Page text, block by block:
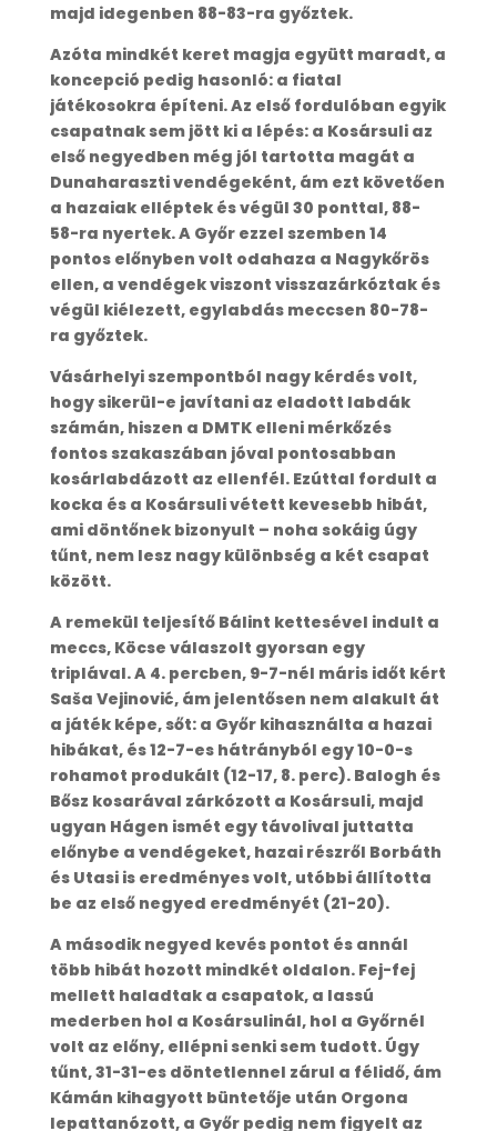
majd idegenben 88-83-ra győztek.
Azóta mindkét keret magja együtt maradt, a
koncepció pedig hasonló: a fiatal
játékosokra építeni. Az első fordulóban egyik
csapatnak sem jött ki a lépés: a Kosársuli az
első negyedben még jól tartotta magát a
Dunaharaszti vendégeként, ám ezt követően
a hazaiak elléptek és végül 30 ponttal, 88-
58-ra nyertek. A Győr ezzel szemben 14
pontos előnyben volt odahaza a Nagykőrös
ellen, a vendégek viszont visszazárkóztak és
végül kiélezett, egylabdás meccsen 80-78-
ra győztek.
Vásárhelyi szempontból nagy kérdés volt,
hogy sikerül-e javítani az eladott labdák
számán, hiszen a DMTK elleni mérkőzés
fontos szakaszában jóval pontosabban
kosárlabdázott az ellenfél. Ezúttal fordult a
kocka és a Kosársuli vétett kevesebb hibát,
ami döntőnek bizonyult – noha sokáig úgy
tűnt, nem lesz nagy különbség a két csapat
között.
A remekül teljesítő Bálint kettesével indult a
meccs, Köcse válaszolt gyorsan egy
triplával. A 4. percben, 9-7-nél máris időt kért
Saša Vejinović, ám jelentősen nem alakult át
a játék képe, sőt: a Győr kihasználta a hazai
hibákat, és 12-7-es hátrányból egy 10-0-s
rohamot produkált (12-17, 8. perc). Balogh és
Bősz kosarával zárkózott a Kosársuli, majd
ugyan Hágen ismét egy távolival juttatta
előnybe a vendégeket, hazai részről Borbáth
és Utasi is eredményes volt, utóbbi állította
be az első negyed eredményét (21-20).
A második negyed kevés pontot és annál
több hibát hozott mindkét oldalon. Fej-fej
mellett haladtak a csapatok, a lassú
mederben hol a Kosársulinál, hol a Győrnél
volt az előny, ellépni senki sem tudott. Úgy
tűnt, 31-31-es döntetlennel zárul a félidő, ám
Kámán kihagyott büntetője után Orgona
lepattanózott, a Győr pedig nem figyelt az